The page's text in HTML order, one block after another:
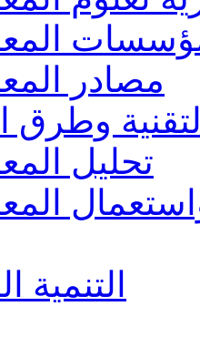
مصادر
وطرق
تحليل
التنمية